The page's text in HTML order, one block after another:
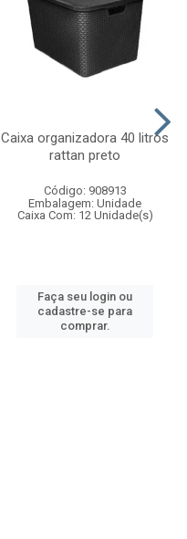
Caixa organizadora 40 litros
rattan preto
Código: 908913
Embalagem: Unidade
Caixa Com: 12 Unidade(s)
Faça seu login ou
cadastre-se para
comprar.